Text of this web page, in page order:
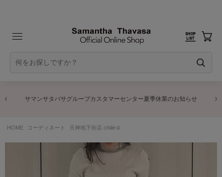
サマンサタバサグループカスタマーセンター夏季休業のお知らせ
HOME コーディネート 天神地下街店 chiiie☺︎